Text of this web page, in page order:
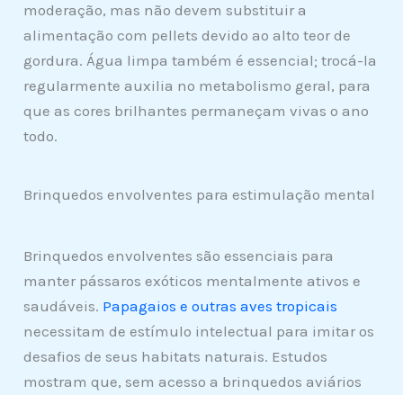
moderação, mas não devem substituir a
alimentação com pellets devido ao alto teor de
gordura. Água limpa também é essencial; trocá-la
regularmente auxilia no metabolismo geral, para
que as cores brilhantes permaneçam vivas o ano
todo.
Brinquedos envolventes para estimulação mental
Brinquedos envolventes são essenciais para
manter pássaros exóticos mentalmente ativos e
saudáveis. Papagaios e outras aves tropicais
necessitam de estímulo intelectual para imitar os
desafios de seus habitats naturais. Estudos
mostram que, sem acesso a brinquedos aviários